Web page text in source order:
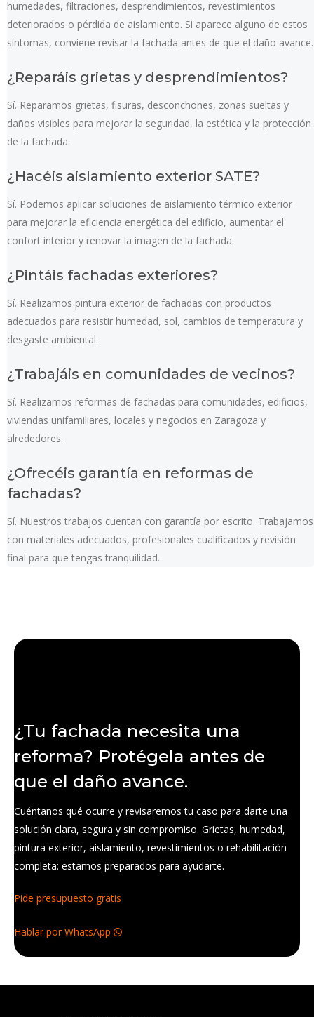
humedades, filtraciones, desprendimientos, revestimientos
deteriorados o pérdida de aislamiento. Si aparece alguno de estos
síntomas, conviene revisar la fachada antes de que el daño avance.
¿Reparáis grietas y desprendimientos?
Sí. Reparamos grietas, fisuras, desconchones, zonas sueltas y
daños visibles para mejorar la seguridad, la estética y la protección
de la fachada.
¿Hacéis aislamiento exterior SATE?
Sí. Podemos aplicar soluciones de aislamiento térmico exterior
para mejorar la eficiencia energética del edificio, aumentar el
confort interior y renovar la imagen de la fachada.
¿Pintáis fachadas exteriores?
Sí. Realizamos pintura exterior de fachadas con productos
adecuados para resistir humedad, sol, cambios de temperatura y
desgaste ambiental.
¿Trabajáis en comunidades de vecinos?
Sí. Realizamos reformas de fachadas para comunidades, edificios,
viviendas unifamiliares, locales y negocios en Zaragoza y
alrededores.
¿Ofrecéis garantía en reformas de
fachadas?
Sí. Nuestros trabajos cuentan con garantía por escrito. Trabajamos
con materiales adecuados, profesionales cualificados y revisión
final para que tengas tranquilidad.
¿Tu fachada necesita una
reforma? Protégela antes de
que el daño avance.
Cuéntanos qué ocurre y revisaremos tu caso para darte una
solución clara, segura y sin compromiso. Grietas, humedad,
pintura exterior, aislamiento, revestimientos o rehabilitación
completa: estamos preparados para ayudarte.
Pide presupuesto gratis
Hablar por WhatsApp